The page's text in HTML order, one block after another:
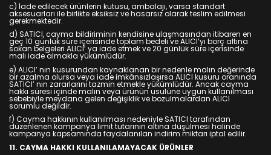
c) İade edilecek ürünlerin kutusu, ambalajı, varsa standart
aksesuarları ile birlikte eksiksiz ve hasarsız olarak teslim edilmesi
gerekmektedir.
d) SATICI, cayma bildiriminin kendisine ulaşmasından itibaren en
geç 10 günlük süre içerisinde toplam bedeli ve ALICI’yı borç altına
sokan belgeleri ALICI’ ya iade etmek ve 20 günlük süre içerisinde
malı iade almakla yükümlüdür.
e) ALICI’ nın kusurundan kaynaklanan bir nedenle malın değerinde
bir azalma olursa veya iade imkânsızlaşırsa ALICI kusuru oranında
SATICI’ nın zararlarını tazmin etmekle yükümlüdür. Ancak cayma
hakkı süresi içinde malın veya ürünün usulüne uygun kullanılması
sebebiyle meydana gelen değişiklik ve bozulmalardan ALICI
sorumlu değildir.
f) Cayma hakkının kullanılması nedeniyle SATICI tarafından
düzenlenen kampanya limit tutarının altına düşülmesi halinde
kampanya kapsamında faydalanılan indirim miktarı iptal edilir.
11. CAYMA HAKKI KULLANILAMAYACAK ÜRÜNLER